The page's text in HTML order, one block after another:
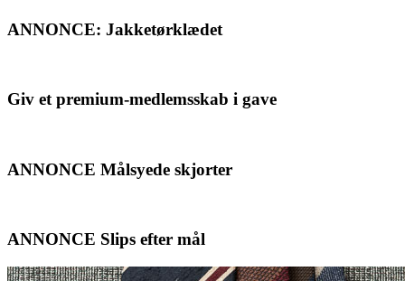
ANNONCE: Jakketørklædet
Giv et premium-medlemsskab i gave
ANNONCE Målsyede skjorter
ANNONCE Slips efter mål